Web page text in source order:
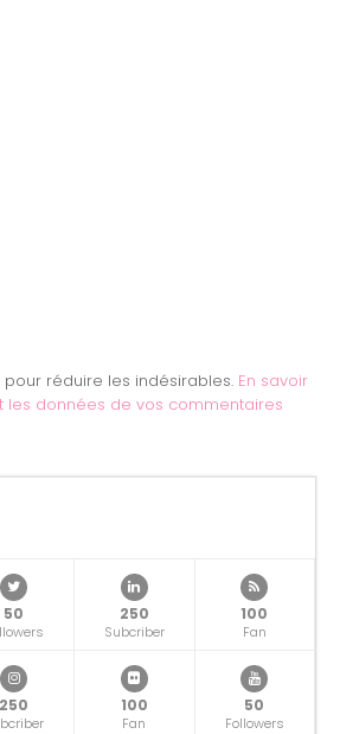
pour réduire les indésirables. En savoir
les données de vos commentaires
50 250
Subcriber
100
Fan
250 100
Fan
50
Followers